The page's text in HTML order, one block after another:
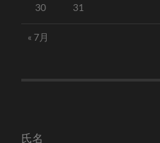
30 31
« 7月
氏名